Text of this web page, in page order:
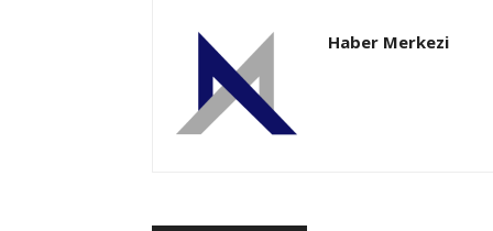
Haber Merkezi